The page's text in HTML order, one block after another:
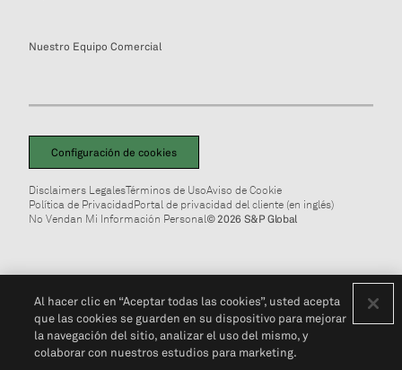
Nuestro Equipo Comercial
Configuración de cookies
Disclaimers LegalesTérminos de UsoAviso de Cookie
Política de PrivacidadPortal de privacidad del cliente (en inglés)
No Vendan Mi Información Personal© 2026 S&P Global
Al hacer clic en “Aceptar todas las cookies”, usted acepta
que las cookies se guarden en su dispositivo para mejorar
la navegación del sitio, analizar el uso del mismo, y
colaborar con nuestros estudios para marketing.